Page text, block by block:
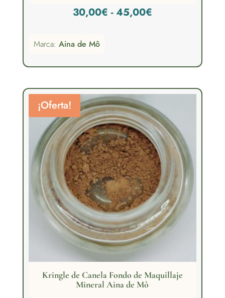
30,00€ - 45,00€Rango
desde
hasta
45,00€
Marca: Aina de Mô
¡Oferta!
Kringle de Canela Fondo de Maquillaje
Mineral Aina de Mô